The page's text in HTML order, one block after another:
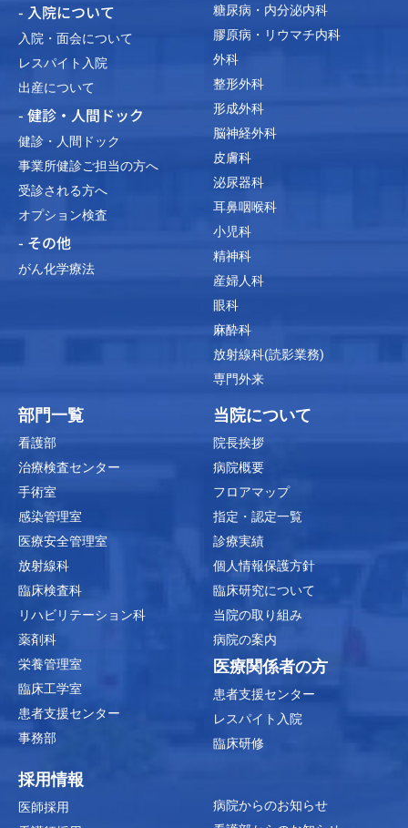
- 入院について
入院・面会について
レスパイト入院
出産について
- 健診・人間ドック
健診・人間ドック
事業所健診ご担当の方へ
受診される方へ
オプション検査
- その他
がん化学療法
糖尿病・内分泌内科
膠原病・リウマチ内科
外科
整形外科
形成外科
脳神経外科
皮膚科
泌尿器科
耳鼻咽喉科
小児科
精神科
産婦人科
眼科
麻酔科
放射線科(読影業務)
専門外来
部門一覧
看護部
治療検査センター
手術室
感染管理室
医療安全管理室
放射線科
臨床検査科
リハビリテーション科
薬剤科
栄養管理室
臨床工学室
患者支援センター
事務部
当院について
院長挨拶
病院概要
フロアマップ
指定・認定一覧
診療実績
個人情報保護方針
臨床研究について
当院の取り組み
病院の案内
医療関係者の方
患者支援センター
レスパイト入院
臨床研修
採用情報
医師採用
病院からのお知らせ